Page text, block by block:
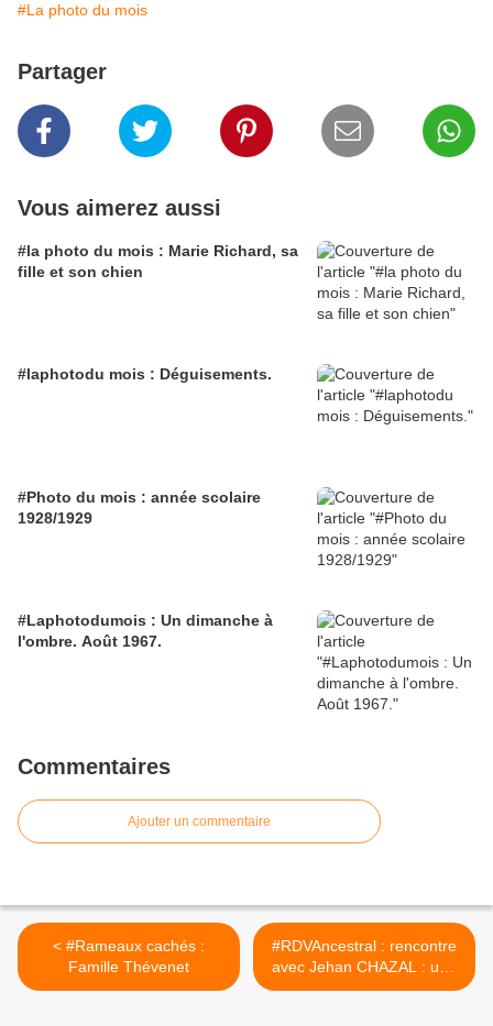
#La photo du mois
Partager
Vous aimerez aussi
#la photo du mois : Marie Richard, sa
fille et son chien
#laphotodu mois : Déguisements.
#Photo du mois : année scolaire
1928/1929
#Laphotodumois : Un dimanche à
l'ombre. Août 1967.
Commentaires
Ajouter un commentaire
< #Rameaux cachés :
Famille Thévenet
#RDVAncestral : rencontre
avec Jehan CHAZAL : une
histoire d'implexes. >